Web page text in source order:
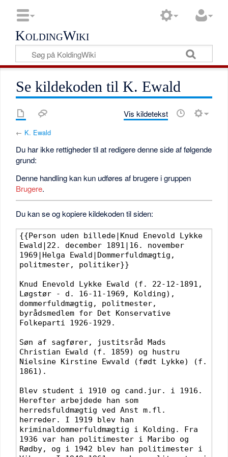
KoldingWiki
Se kildekoden til K. Ewald
Vis kildetekst
← K. Ewald
Du har ikke rettigheder til at redigere denne side af følgende
grund:
Denne handling kan kun udføres af brugere i gruppen
Brugere.
Du kan se og kopiere kildekoden til siden: